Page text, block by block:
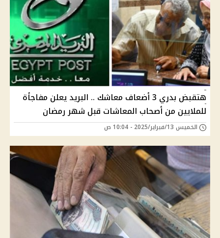
هتقبض بدري 3 أضعاف معاشك .. البريد يعلن مفاجأة
للملايين من أصحاب المعاشات قبل شهر رمضان
الخميس 13/فبراير/2025 - 10:04 ص